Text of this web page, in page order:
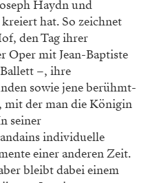
Haydn und
hat. So zeichnet
den Tag ihrer
Oper mit Jean-Baptiste
–, ihre
sowie jene berühmt-
mit der man die Königin
seiner
individuelle
einer anderen Zeit.
bleibt dabei einem